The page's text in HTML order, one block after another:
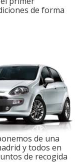
de forma
de una
y todos en
de recogida